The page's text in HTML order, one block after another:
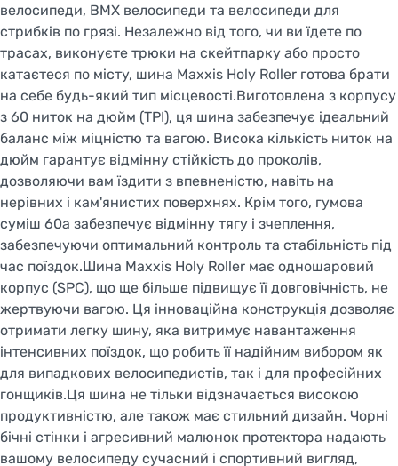
велосипеди, BMX велосипеди та велосипеди для
стрибків по грязі. Незалежно від того, чи ви їдете по
трасах, виконуєте трюки на скейтпарку або просто
катаєтеся по місту, шина Maxxis Holy Roller готова брати
на себе будь-який тип місцевості.Виготовлена з корпусу
з 60 ниток на дюйм (TPI), ця шина забезпечує ідеальний
баланс між міцністю та вагою. Висока кількість ниток на
дюйм гарантує відмінну стійкість до проколів,
дозволяючи вам їздити з впевненістю, навіть на
нерівних і кам'янистих поверхнях. Крім того, гумова
суміш 60a забезпечує відмінну тягу і зчеплення,
забезпечуючи оптимальний контроль та стабільність під
час поїздок.Шина Maxxis Holy Roller має одношаровий
корпус (SPC), що ще більше підвищує її довговічність, не
жертвуючи вагою. Ця інноваційна конструкція дозволяє
отримати легку шину, яка витримує навантаження
інтенсивних поїздок, що робить її надійним вибором як
для випадкових велосипедистів, так і для професійних
гонщиків.Ця шина не тільки відзначається високою
продуктивністю, але також має стильний дизайн. Чорні
бічні стінки і агресивний малюнок протектора надають
вашому велосипеду сучасний і спортивний вигляд,